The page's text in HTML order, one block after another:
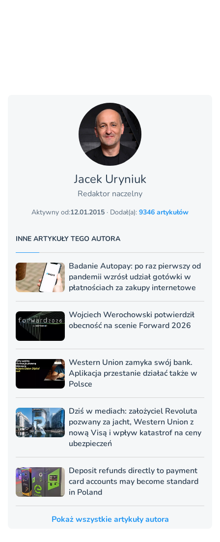
Jacek Uryniuk
Redaktor naczelny
Aktywny od:12.01.2015 · Dodał(a): 9346 artykułów
INNE ARTYKUŁY TEGO AUTORA
Badanie Autopay: po raz pierwszy od
pandemii wzrósł udział gotówki w
płatnościach za zakupy internetowe
Wojciech Werochowski potwierdził
obecność na scenie Forward 2026
Western Union zamyka swój bank.
Aplikacja przestanie działać także w
Polsce
Dziś w mediach: założyciel Revoluta
pozwany za jacht, Western Union z
nową Visą i wpływ katastrof na ceny
ubezpieczeń
Deposit refunds directly to payment
card accounts may become standard
in Poland
Pokaż wszystkie artykuły autora